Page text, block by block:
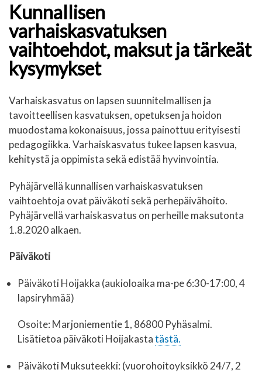
Kunnallisen
varhaiskasvatuksen
vaihtoehdot, maksut ja tärkeät
kysymykset
Varhaiskasvatus on lapsen suunnitelmallisen ja
tavoitteellisen kasvatuksen, opetuksen ja hoidon
muodostama kokonaisuus, jossa painottuu erityisesti
pedagogiikka. Varhaiskasvatus tukee lapsen kasvua,
kehitystä ja oppimista sekä edistää hyvinvointia.
Pyhäjärvellä kunnallisen varhaiskasvatuksen
vaihtoehtoja ovat päiväkoti sekä perhepäivähoito.
Pyhäjärvellä varhaiskasvatus on perheille maksutonta
1.8.2020 alkaen.
Päiväkoti
Päiväkoti Hoijakka (aukioloaika ma-pe 6:30-17:00, 4
lapsiryhmää)
Osoite: Marjoniementie 1, 86800 Pyhäsalmi.
Lisätietoa päiväkoti Hoijakastatästä.
Päiväkoti Muksuteekki: (vuorohoitoyksikkö 24/7, 2